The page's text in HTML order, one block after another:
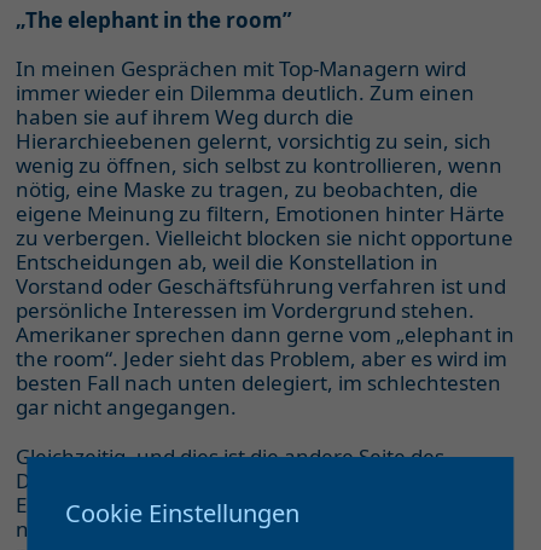
„The elephant in the room”
In meinen Gesprächen mit Top-Managern wird
immer wieder ein Dilemma deutlich. Zum einen
haben sie auf ihrem Weg durch die
Hierarchieebenen gelernt, vorsichtig zu sein, sich
wenig zu öffnen, sich selbst zu kontrollieren, wenn
nötig, eine Maske zu tragen, zu beobachten, die
eigene Meinung zu filtern, Emotionen hinter Härte
zu verbergen. Vielleicht blocken sie nicht opportune
Entscheidungen ab, weil die Konstellation in
Vorstand oder Geschäftsführung verfahren ist und
persönliche Interessen im Vordergrund stehen.
Amerikaner sprechen dann gerne vom „elephant in
the room“. Jeder sieht das Problem, aber es wird im
besten Fall nach unten delegiert, im schlechtesten
gar nicht angegangen.
Gleichzeitig, und dies ist die andere Seite des
Dilemmas, machen diese Top-Entscheider die
Erfahrung, dass vor allem kritische Informationen
nur noch gefiltert bis zu ihnen vordringen – in
Cookie Einstellungen